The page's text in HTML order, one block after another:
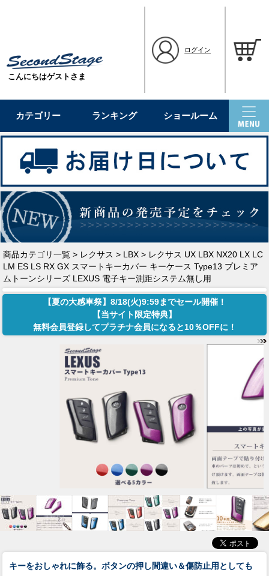
こんにちはゲストさま
ログイン
カテゴリー ランキング ショールーム
商品カテゴリ一覧 > レクサス > LBX > レクサス UX LBX NX20 LX LC
LM ES LS RX GX スマートキーカバー キーケース Type13 プレミア
ムトーンシリーズ LEXUS 電子キー測距システム無し用
【夏の大感車祭】8/18(火)9:59までセール開催！
【当サイト限定特典】
無料会員登録してプラチナ会員になると10％OFFに！
キーをおしゃれに飾る。ボタンの押し間違い＆傷防止用としても